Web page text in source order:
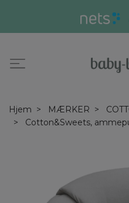
Hjem MÆRKER
Cotton&Sweets,